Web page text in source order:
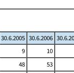
30.6.2005 30.6.2006
9
10
48
53